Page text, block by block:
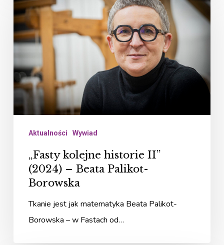
kolejne
historie
II”
(2024)
–
Beata
Palikot-
Aktualności Wywiad
„Fasty kolejne historie II”
(2024) – Beata Palikot-
Borowska
Tkanie jest jak matematyka Beata Palikot-
Borowska – w Fastach od…